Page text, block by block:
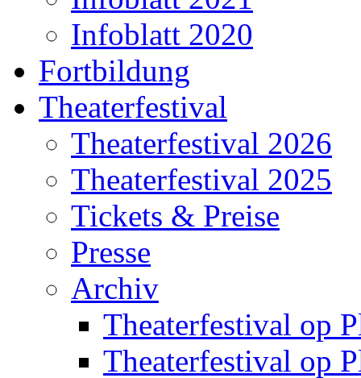
Infoblatt 2020
Fortbildung
Theaterfestival
Theaterfestival 2026
Theaterfestival 2025
Tickets & Preise
Presse
Archiv
Theaterfestival op
Theaterfestival op